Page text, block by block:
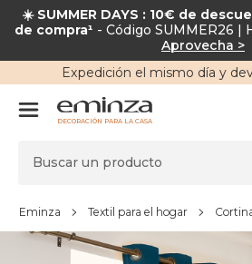
☀️ SUMMER DAYS : 10€ de
de compra¹ - Código SUMMER26
Aprovecha >
Expedición el mismo día y
DECORACIÓN PARA LA CASA
Eminza Textil para el hogar